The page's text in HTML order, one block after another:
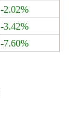
-2.02%
-3.42%
-7.60%